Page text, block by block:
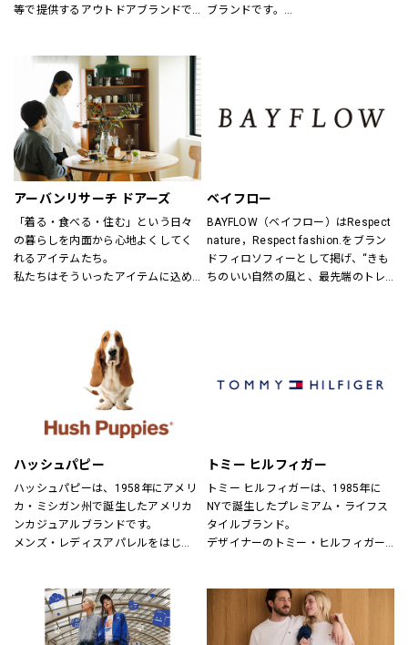
等で提供するアウトドアブランドで
ウアーは人々が「冒険を生きる」こ
とにインスピレーションを与え続け
てきました。
アウトドア・ライフスタルウェア等
の幅広いアイテムをメンズ・ウィメ
ンズ・ユニセックスにて展開してお
ります。
ブランドです。
アーバンリサーチ ドアーズ
「着る・食べる・住む」という日々
の暮らしを内面から心地よくしてく
れるアイテムたち。
私たちはそういったアイテムに込め
「新しい価値観へのドア」を開く案
内役として、日々の暮らしの中で大
切なものを一緒に見つけていきたい
と考えています。
あなたらしいスタイル、あなたにと
ってのベーシックを、DOORSへ探し
ベイフロー
BAYFLOW（ベイフロー）はRespect
nature，Respect fashion.をブラン
ドフィロソフィーとして掲げ、“きも
ちのいい自然の風と、最先端のトレ
ハッシュパピー
ハッシュパピーは、1958年にアメリ
カ・ミシガン州で誕生したアメリカ
ンカジュアルブランドです。
メンズ・レディスアパレルをはじ
定期的にお得なキャンペーンも開
催！皆様のご来店を心よりお待ちし
ております！
トミー ヒルフィガー
トミー ヒルフィガーは、1985年に
NYで誕生したプレミアム・ライフス
タイルブランド。
デザイナーのトミー・ヒルフィガー
にモダンなツイストを加えた、遊び
心と上品さが特徴です。